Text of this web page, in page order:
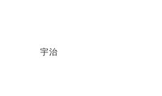
宇治